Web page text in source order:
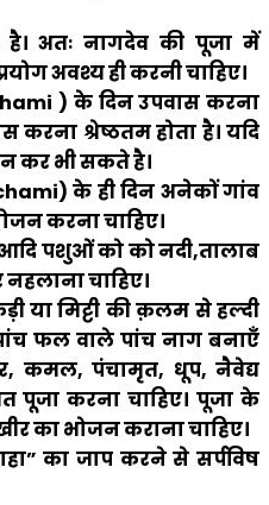
अतः नागदेव की पूजा में
अवश्य ही करनी चाहिए।
) के दिन उपवास करना
करना श्रेष्ठतम होता है। यदि
कर भी सकते है।
के ही दिन अनेकों गांव
करना चाहिए।
पशुओं को को नदी,तालाब
चाहिए।
या मिट्टी की क़लम से हल्दी
फल वाले पांच नाग बनाएँ
कमल, पंचामृत, धूप, नैवेद्य
पूजा करना चाहिए। पूजा के
का भोजन कराना चाहिए।
का जाप करने से सर्पविष